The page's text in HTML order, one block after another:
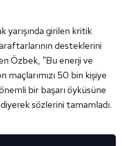
yarışında girilen kritik
desteklerini
Özbek, "Bu enerji ve
maçlarımızı 50 bin kişiye
bir başarı öyküsüne
sözlerini tamamladı.